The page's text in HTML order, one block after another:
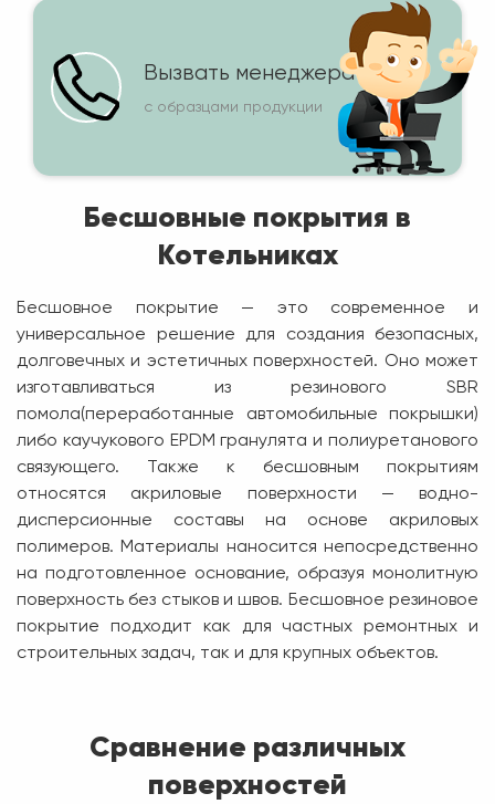
Вызвать менеджера
с образцами продукции
Бесшовные покрытия в
Котельниках
Бесшовное покрытие — это современное и
универсальное решение для создания безопасных,
долговечных и эстетичных поверхностей. Оно может
изготавливаться из резинового SBR
помола(переработанные автомобильные покрышки)
либо каучукового EPDM гранулята и полиуретанового
связующего. Также к бесшовным покрытиям
относятся акриловые поверхности — водно-
дисперсионные составы на основе акриловых
полимеров. Материалы наносится непосредственно
на подготовленное основание, образуя монолитную
поверхность без стыков и швов. Бесшовное резиновое
покрытие подходит как для частных ремонтных и
строительных задач, так и для крупных объектов.
Сравнение различных
поверхностей